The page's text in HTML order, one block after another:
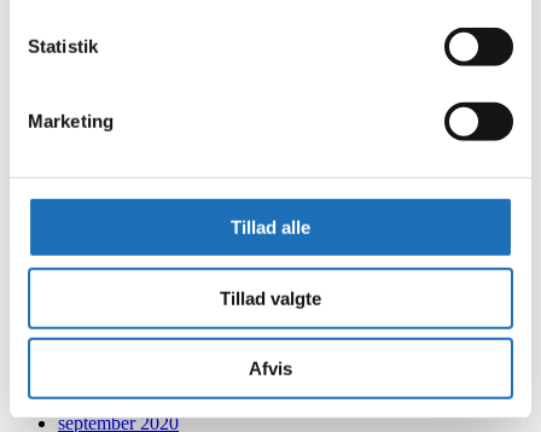
Statistik
Marketing
Tillad alle
Tillad valgte
Afvis
februar 2022
november 2021
august 2021
maj 2021
april 2021
januar 2021
oktober 2020
september 2020